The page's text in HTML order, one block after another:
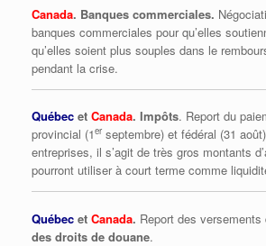
Canada. Banques commerciales.
banques commerciales pour qu’elles
qu’elles soient plus souples dans le
pendant la crise.
Québec et Canada. Impôts. Report du
provincial (1er septembre) et fédéral (31
entreprises, il s’agit de très gros montants
pourront utiliser à court terme comme
Québec et Canada. Report des versements
des droits de douane.